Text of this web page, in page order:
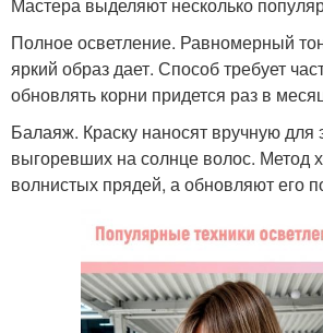
Полное осветление. Равномерный
яркий образ дает. Способ требует
обновлять корни придется раз в
Балаяж. Краску наносят вручную
выгоревших на солнце волос. Метод
волнистых прядей, а обновляют его